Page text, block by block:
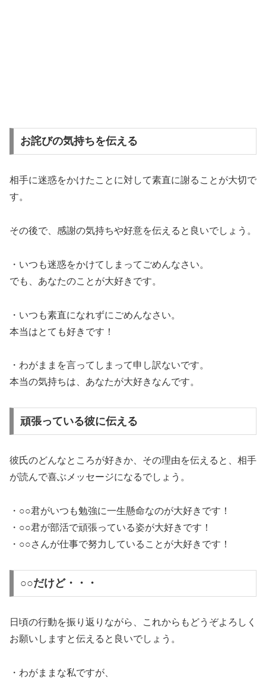
お詫びの気持ちを伝える
相手に迷惑をかけたことに対して素直に謝ることが大切で
す。
その後で、感謝の気持ちや好意を伝えると良いでしょう。
・いつも迷惑をかけてしまってごめんなさい。
でも、あなたのことが大好きです。
・いつも素直になれずにごめんなさい。
本当はとても好きです！
・わがままを言ってしまって申し訳ないです。
本当の気持ちは、あなたが大好きなんです。
頑張っている彼に伝える
彼氏のどんなところが好きか、その理由を伝えると、相手
が読んで喜ぶメッセージになるでしょう。
・○○君がいつも勉強に一生懸命なのが大好きです！
・○○君が部活で頑張っている姿が大好きです！
・○○さんが仕事で努力していることが大好きです！
○○だけど・・・
日頃の行動を振り返りながら、これからもどうぞよろしく
お願いしますと伝えると良いでしょう。
・わがままな私ですが、